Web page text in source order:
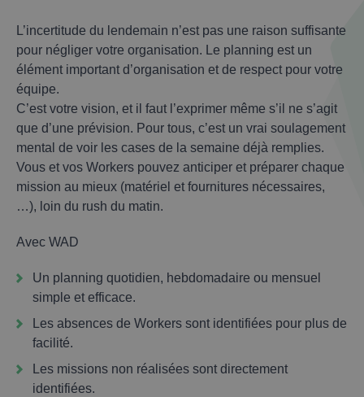
L’incertitude du lendemain n’est pas une raison suffisante
pour négliger votre organisation. Le planning est un
élément important d’organisation et de respect pour votre
équipe.
C’est votre vision, et il faut l’exprimer même s’il ne s’agit
que d’une prévision. Pour tous, c’est un vrai soulagement
mental de voir les cases de la semaine déjà remplies.
Vous et vos Workers pouvez anticiper et préparer chaque
mission au mieux (matériel et fournitures nécessaires,
…), loin du rush du matin.
Avec WAD
Un planning quotidien, hebdomadaire ou mensuel
simple et efficace.
Les absences de Workers sont identifiées pour plus de
facilité.
Les missions non réalisées sont directement
identifiées.